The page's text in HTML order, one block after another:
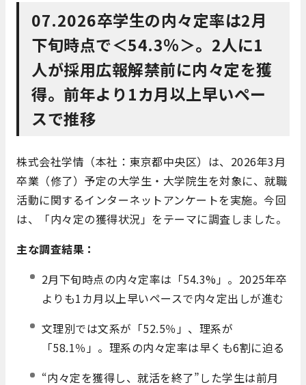
07.2026卒学生の内々定率は2月
下旬時点で＜54.3％＞。2人に1
人が採用広報解禁前に内々定を獲
得。前年より1カ月以上早いペー
スで推移
株式会社学情（本社：東京都中央区）は、2026年3月
卒業（修了）予定の大学生・大学院生を対象に、就職
活動に関するインターネットアンケートを実施。今回
は、「内々定の獲得状況」をテーマに調査しました。
主な調査結果：
2月下旬時点の内々定率は「54.3%」。2025年卒
よりも1カ月以上早いペースで内々定出しが進む
文理別では文系が「52.5％」、理系が
「58.1％」。理系の内々定率は早くも6割に迫る
“内々定を獲得し、就活を終了”した学生は前月